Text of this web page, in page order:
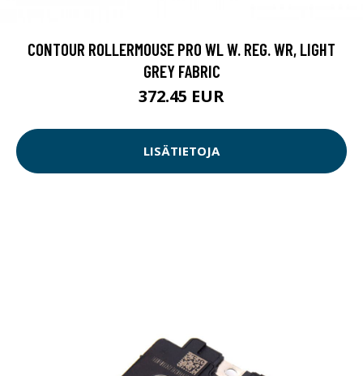
CONTOUR ROLLERMOUSE PRO WL W. REG. WR, LIGHT
GREY FABRIC
372.45 EUR
LISÄTIETOJA